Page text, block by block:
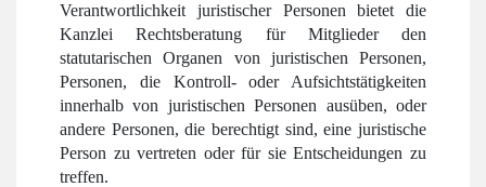
Verantwortlichkeit juristischer Personen bietet die
Kanzlei Rechtsberatung für Mitglieder den
statutarischen Organen von juristischen Personen,
Personen, die Kontroll- oder Aufsichtstätigkeiten
innerhalb von juristischen Personen ausüben, oder
andere Personen, die berechtigt sind, eine juristische
Person zu vertreten oder für sie Entscheidungen zu
treffen.